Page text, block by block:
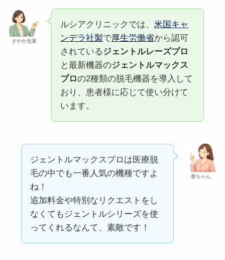
さやか先輩
ルシアクリニックでは、 米国キャ
ンデラ社製で厚生労働省から認可
されているジェントルレーズプロ
と最新機器のジェントルマックス
プロの2種類の脱毛機器を導入して
おり、患者様に応じて使い分けて
います。
春ちゃん
ジェントルマックスプロは医療脱
毛の中でも一番人気の機種ですよ
ね！
追加料金や特別なリクエストをし
なくてもジェントルシリーズを使
ってくれるなんて、素敵です！